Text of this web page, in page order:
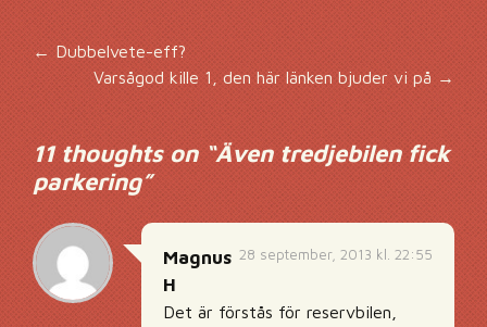
Inläggsnavigering
← Dubbelvete-eff?
Varsågod kille 1, den här länken bjuder vi på →
11 thoughts on “Även tredjebilen fick
parkering”
28 september, 2013 kl. 22:55
Magnus
H
Det är förstås för reservbilen,